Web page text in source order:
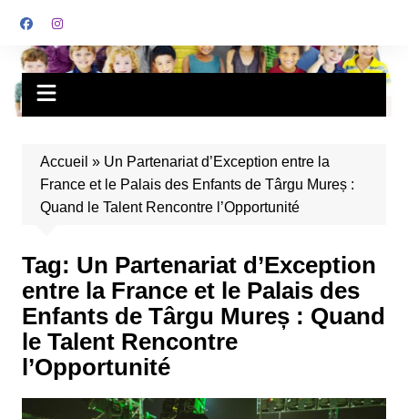
Accueil » Un Partenariat d’Exception entre la
France et le Palais des Enfants de Târgu Mureș :
Quand le Talent Rencontre l’Opportunité
Tag: Un Partenariat d’Exception
entre la France et le Palais des
Enfants de Târgu Mureș : Quand
le Talent Rencontre
l’Opportunité